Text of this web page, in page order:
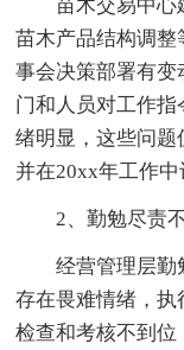
苗木交易中
苗木产品结构调
事会决策部署有
门和人员对工作
绪明显，这些问题
并在20xx年工作中
2、勤勉尽责
经营管理层勤
存在畏难情绪，执
检查和考核不到